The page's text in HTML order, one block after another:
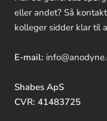
eller andet? Så
kolleger sidder klar til
E-mail:
Shabes ApS
CVR: 41483725